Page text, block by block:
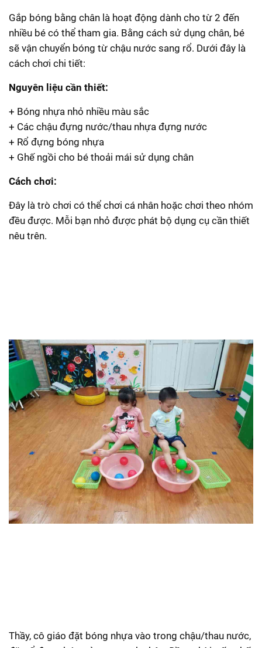
Gắp bóng bằng chân là hoạt động dành cho từ 2 đến
nhiều bé có thể tham gia. Bằng cách sử dụng chân, bé
sẽ vận chuyển bóng từ chậu nước sang rổ. Dưới đây là
cách chơi chi tiết:
Nguyên liệu cần thiết:
+ Bóng nhựa nhỏ nhiều màu sắc
+ Các chậu đựng nước/thau nhựa đựng nước
+ Rổ đựng bóng nhựa
+ Ghế ngồi cho bé thoải mái sử dụng chân
Cách chơi:
Đây là trò chơi có thể chơi cá nhân hoặc chơi theo nhóm
đều được. Mỗi bạn nhỏ được phát bộ dụng cụ cần thiết
nêu trên.
Thầy, cô giáo đặt bóng nhựa vào trong chậu/thau nước,